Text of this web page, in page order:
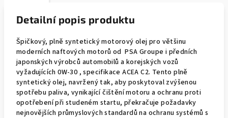
Detailní popis produktu
Špičkový, plně syntetický motorový olej pro většinu
moderních naftových motorů od PSA Groupe i předních
japonských výrobců automobilů a korejských vozů
vyžadujících 0W-30 , specifikace ACEA C2. Tento plně
syntetický olej, navržený tak, aby poskytoval zvýšenou
spotřebu paliva, vynikající čištění motoru a ochranu proti
opotřebení při studeném startu, překračuje požadavky
nejnovějších průmyslových standardů na ochranu systémů s